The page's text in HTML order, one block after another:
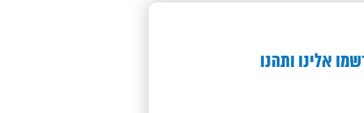
אלינו ותהנו